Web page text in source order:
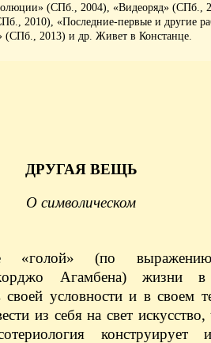
(СПб., 2004), «Видеоряд» (СПб.,
2010), «Последние-первые и другие
(СПб., 2013) и др. Живет в Констанце.
ДРУГАЯ ВЕЩЬ
О символическом
«голой» (по
Агамбена) жизни в
своей условности и в своем
из себя на свет
конструирует